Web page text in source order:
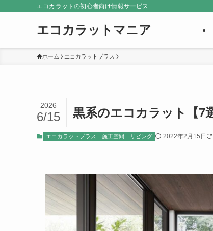
エコカラットの初心者向け情報サービス
エコカラットマニア
ホーム エコカラットプラス
黒系のエコカラット【7
2026
6/15
エコカラットプラス 施工空間 リビング 2022年2月15日